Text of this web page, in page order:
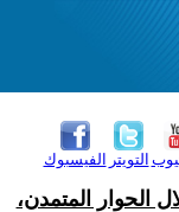
الفيسبوك التويتر
الحوار المتمدن،